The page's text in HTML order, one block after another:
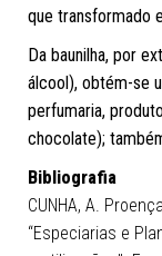
que transformado
Da baunilha, por
álcool), obtém-se
perfumaria,
chocolate);
Bibliografia
CUNHA, A.
“Especiarias e